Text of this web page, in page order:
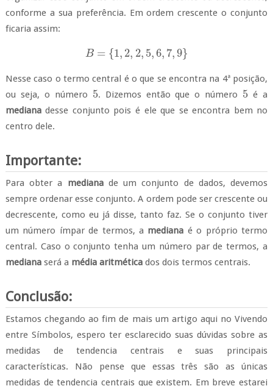
conforme a sua preferência. Em ordem crescente o conjunto
ficaria assim:
B = {1, 2, 2, 5,6, 7,9}
B = {1 ,2, 2,5 ,6, 7,9 }
Nesse caso o termo central é o que se encontra na 4ª posição,
ou seja, o número 5
5. Dizemos então que o número 5
5 é a
medianadesse conjunto pois é ele que se encontra bem no
centro dele.
Importante:
Para obter a medianade um conjunto de dados, devemos
sempre ordenar esse conjunto. A ordem pode ser crescente ou
decrescente, como eu já disse, tanto faz. Se o conjunto tiver
um número ímpar de termos, a mediana é o próprio termo
central. Caso o conjunto tenha um número par de termos, a
medianaserá a média aritméticados dois termos centrais.
Conclusão:
Estamos chegando ao fim de mais um artigo aqui no Vivendo
entre Símbolos, espero ter esclarecido suas dúvidas sobre as
medidas de tendencia centrais e suas principais
características. Não pense que essas três são as únicas
medidas de tendencia centrais que existem. Em breve estarei